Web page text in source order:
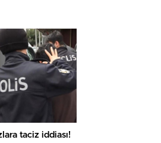
taciz iddiası!